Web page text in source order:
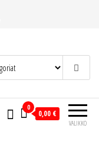
VALIKKO
0
0,00 €